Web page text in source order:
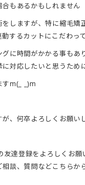
もあるかもしれません
しますが、特に縮毛矯
するカットにこだわっ
に時間がかかる事もあ
対応したいと思うため
すm(_ _)m
、何卒よろしくお願い
友達登録をよろしくお
談、質問などこちらか